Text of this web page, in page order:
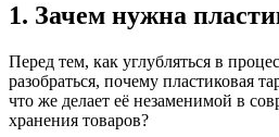
1. Зачем нужна
Перед тем, как углубляться в
разобраться, почему пластиковая
что же делает её незаменимой в
хранения товаров?